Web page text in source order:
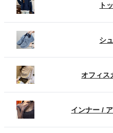
ト
シ
オフィス
インナー /